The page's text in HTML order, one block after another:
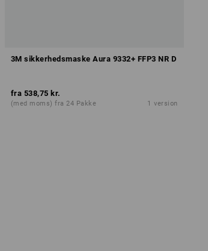
3M sikkerhedsmaske Aura 9332+ FFP3 NR D
fra 538,75 kr.
(med moms) fra 24 Pakke 1 version